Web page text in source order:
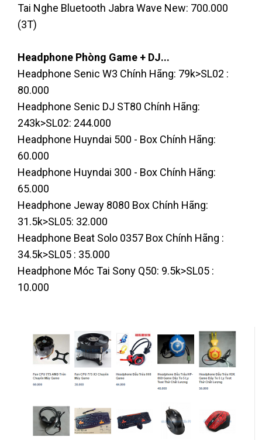
Tai Nghe Bluetooth Jabra Wave New: 700.000
(3T)
Headphone Phòng Game + DJ...
Headphone Senic W3 Chính Hãng: 79k>SL02 :
80.000
Headphone Senic DJ ST80 Chính Hãng:
243k>SL02: 244.000
Headphone Huyndai 500 - Box Chính Hãng:
60.000
Headphone Huyndai 300 - Box Chính Hãng:
65.000
Headphone Jeway 8080 Box Chính Hãng:
31.5k>SL05: 32.000
Headphone Beat Solo 0357 Box Chính Hãng :
34.5k>SL05 : 35.000
Headphone Móc Tai Sony Q50: 9.5k>SL05 :
10.000